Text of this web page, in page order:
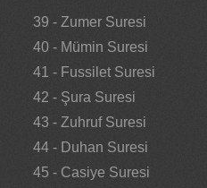
39 - Zumer Suresi
40 - Mümin Suresi
41 - Fussilet Suresi
42 - Şura Suresi
43 - Zuhruf Suresi
44 - Duhan Suresi
45 - Casiye Suresi